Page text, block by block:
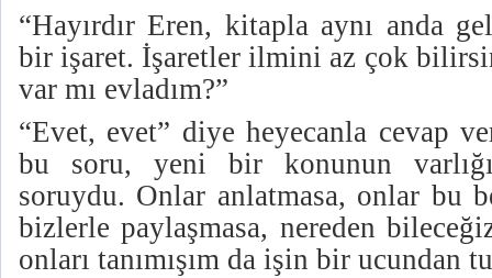
“Hayırdır Eren, kitapla aynı anda
bir işaret. İşaretler ilmini az çok
var mı evladım?”
“Evet, evet” diye heyecanla cevap
bu soru, yeni bir konunun
soruydu. Onlar anlatmasa, onlar bu
bizlerle paylaşmasa, nereden
onları tanımışım da işin bir